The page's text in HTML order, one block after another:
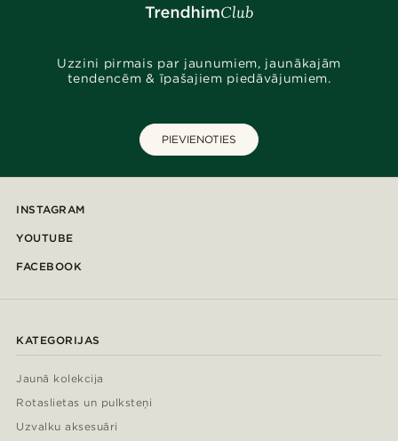
Uzzini pirmais par jaunumiem, jaunākajām
tendencēm & īpašajiem piedāvājumiem.
PIEVIENOTIES
INSTAGRAM
YOUTUBE
FACEBOOK
KATEGORIJAS
Jaunā kolekcija
Rotaslietas un pulksteņi
Uzvalku aksesuāri